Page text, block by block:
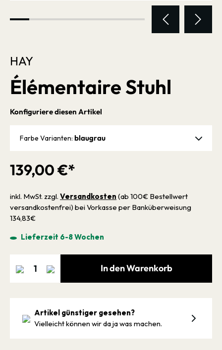
HAY
Élémentaire Stuhl
139,00 €*
inkl. MwSt. zzgl. Versandkosten (ab 100€ Bestellwert
versandkostenfrei) bei Vorkasse per Banküberweisung
134,83€
Lieferzeit 6-8 Wochen
Konfiguriere diesen Artikel
Farbe Varianten: blaugrau
In den Warenkorb
Artikel günstiger gesehen?
Vielleicht können wir da ja was machen.